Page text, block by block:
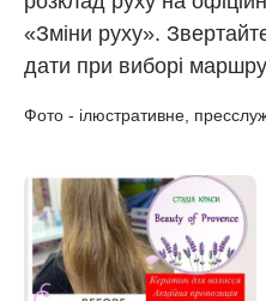
«Зміни руху».
дати при виборі
Фото - ілюстративне,